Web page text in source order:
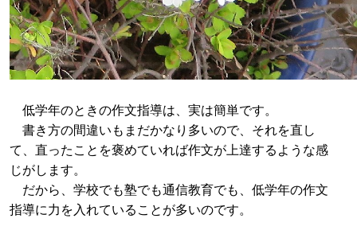
低学年のときの作文指導は、実は簡単です。
書き方の間違いもまだかなり多いので、それを直し
て、直ったことを褒めていれば作文が上達するような感
じがします。
だから、学校でも塾でも通信教育でも、低学年の作文
指導に力を入れていることが多いのです。